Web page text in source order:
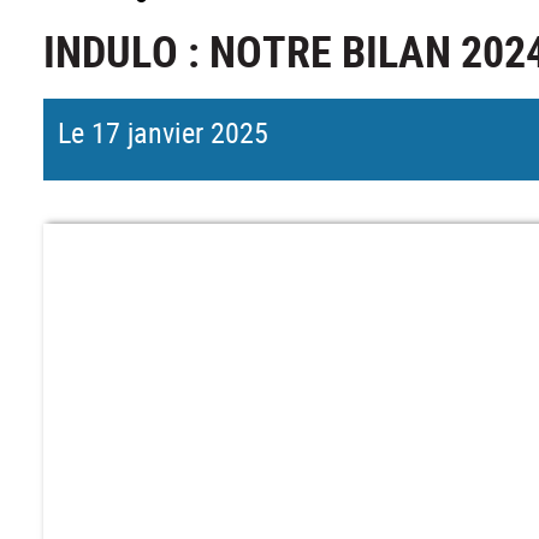
INDULO : NOTRE BILAN
Le 17 janvier 2025